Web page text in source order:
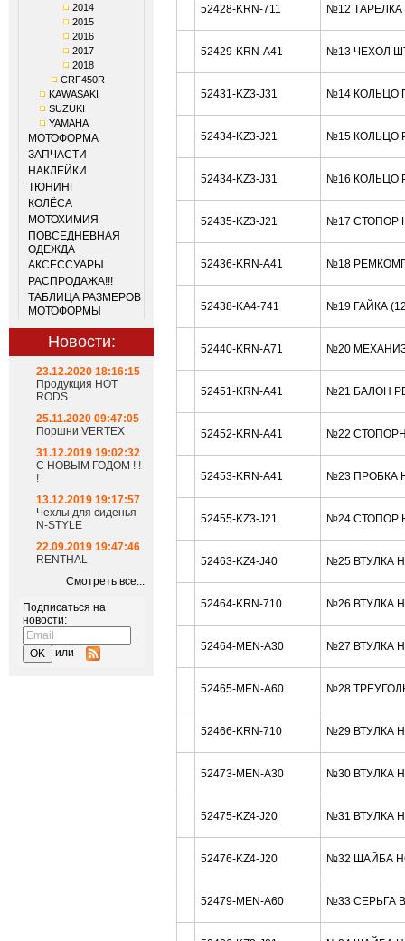
2014
2015
2016
2017
2018
CRF450R
KAWASAKI
SUZUKI
YAMAHA
МОТОФОРМА
ЗАПЧАСТИ
НАКЛЕЙКИ
ТЮНИНГ
КОЛЁСА
МОТОХИМИЯ
ПОВСЕДНЕВНАЯ
ОДЕЖДА
АКСЕССУАРЫ
РАСПРОДАЖА!!!
ТАБЛИЦА РАЗМЕРОВ
МОТОФОРМЫ
Новости:
23.12.2020 18:16:15
Продукция HOT
RODS
25.11.2020 09:47:05
Поршни VERTEX
31.12.2019 19:02:32
С НОВЫМ ГОДОМ ! !
!
13.12.2019 19:17:57
Чехлы для сиденья
N-STYLE
22.09.2019 19:47:46
RENTHAL
Смотреть все...
Подписаться на
новости:
или
52428-KRN-711 №12 ТАРЕЛКА
52429-KRN-A41 №13 ЧЕХОЛ
52431-KZ3-J31 №14 КОЛЬЦО
52434-KZ3-J21 №15 КОЛЬЦО
52434-KZ3-J31 №16 КОЛЬЦО
52435-KZ3-J21 №17 СТОПОР
52436-KRN-A41 №18
52438-KA4-741 №19 ГАЙКА
52440-KRN-A71 №20
52451-KRN-A41 №21 БАЛОН
52452-KRN-A41 №22
52453-KRN-A41 №23 ПРОБКА
52455-KZ3-J21 №24 СТОПОР
52463-KZ4-J40 №25 ВТУЛКА
52464-KRN-710 №26 ВТУЛКА
52464-MEN-A30 №27 ВТУЛКА
52465-MEN-A60 №28
52466-KRN-710 №29 ВТУЛКА
52473-MEN-A30 №30 ВТУЛКА
52475-KZ4-J20 №31 ВТУЛКА
52476-KZ4-J20 №32 ШАЙБА
52479-MEN-A60 №33 СЕРЬГА В